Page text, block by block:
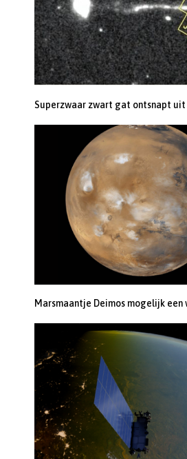
Superzwaar zwart gat ontsnapt
Marsmaantje Deimos mogelijk